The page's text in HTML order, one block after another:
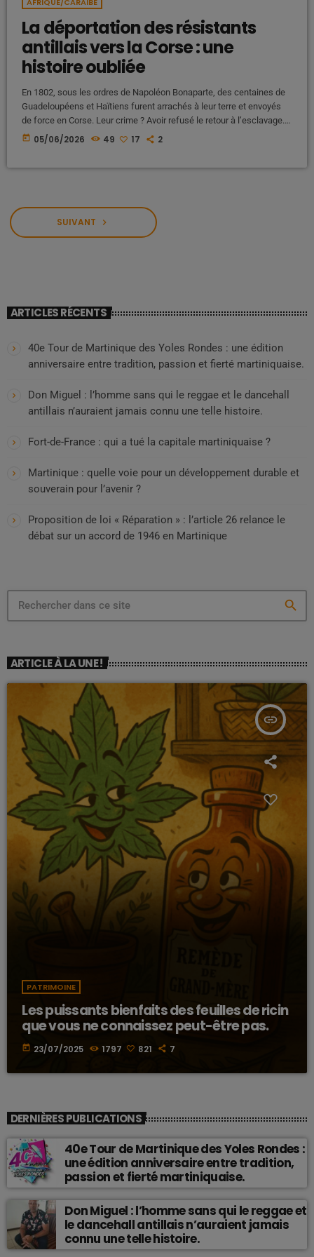
La déportation des résistants
antillais vers la Corse : une
histoire oubliée
En 1802, sous les ordres de Napoléon Bonaparte, des centaines de
Guadeloupéens et Haïtiens furent arrachés à leur terre et envoyés
de force en Corse. Leur crime ? Avoir refusé le retour à l’esclavage.
Voici l’histoire occultée d’une déportation politique et raciale qui a
today 05/06/2026 49 17 2
SUIVANT navigate_next
ARTICLES RÉCENTS
40e Tour de Martinique des Yoles Rondes : une édition
anniversaire entre tradition, passion et fierté martiniquaise.
Don Miguel : l’homme sans qui le reggae et le dancehall
antillais n’auraient jamais connu une telle histoire.
Fort-de-France : qui a tué la capitale martiniquaise ?
Martinique : quelle voie pour un développement durable et
souverain pour l’avenir ?
Proposition de loi « Réparation » : l’article 26 relance le
débat sur un accord de 1946 en Martinique
search
ARTICLE À LA UNE !
insert_link
PATRIMOINE
Les puissants bienfaits des feuilles de ricin
que vous ne connaissez peut-être pas.
today 23/07/2025 1797 821 7
DERNIÈRES PUBLICATIONS
40e Tour de Martinique des Yoles Rondes :
une édition anniversaire entre tradition,
passion et fierté martiniquaise.
Don Miguel : l’homme sans qui le reggae et
le dancehall antillais n’auraient jamais
connu une telle histoire.